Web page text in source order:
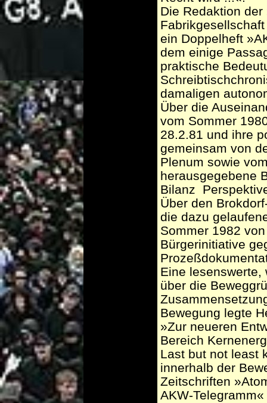
Die Redaktion
ein Doppelheft
dem einige
praktische
damaligen
Über die
vom Sommer
28.2.81 und ihre
gemeinsam von
Plenum sowie
herausgegebene
Bilanz
Über den
die dazu
Sommer 1982
Bürgerinitiative
Eine lesenswerte,
über die
Bewegung legte
»Zur neueren
Bereich
Last but not least
innerhalb der
Zeitschriften
AKW-